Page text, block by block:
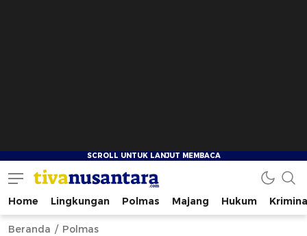
tivanusantara.com
Berita Nusantara
Home Lingkungan Polmas Majang Hukum
Beranda Polmas